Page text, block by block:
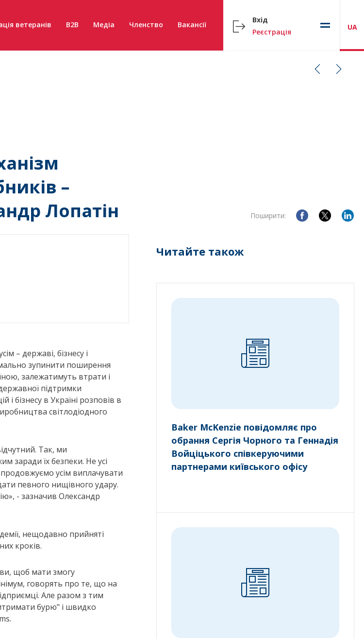
ветеранів B2B Медіа Членство Вакансії
Вхід
Реєстрація
UA
–
Лопатін
Поширити:
– державі, бізнесу і
зупинити поширення
залежатимуть втрати і
підтримки
бізнесу в Україні розповів в
світлодіодного
Так, ми
заради їх безпеки. Не усі
усім виплачувати
певного нищівного удару.
- зазначив Олександр
нещодавно прийняті
кроків.
щоб мати змогу
говорять про те, що на
Але разом з тим
бурю" і швидко
Читайте також
Baker McKenzie повідомляє про
обрання Сергія Чорного та Геннадія
Войціцького співкеруючими
партнерами київського офісу